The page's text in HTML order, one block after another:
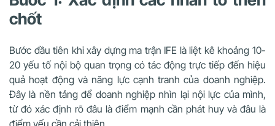
chốt
Bước đầu tiên khi xây dựng ma trận IFE là liệt kê khoảng 10-
20 yếu tố nội bộ quan trọng có tác động trực tiếp đến hiệu
quả hoạt động và năng lực cạnh tranh của doanh nghiệp.
Đây là nền tảng để doanh nghiệp nhìn lại nội lực của mình,
từ đó xác định rõ đâu là điểm mạnh cần phát huy và đâu là